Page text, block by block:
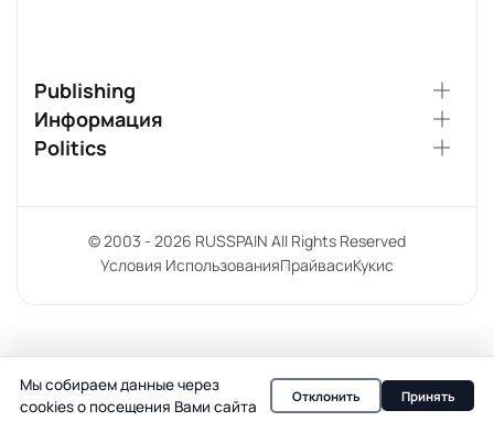
Publishing
Информация
Politics
© 2003 - 2026 RUSSPAIN All Rights Reserved
Условия ИспользованияПрайвасиКукис
Мы собираем данные через
cookies о посещения Вами сайта
Отклонить Принять